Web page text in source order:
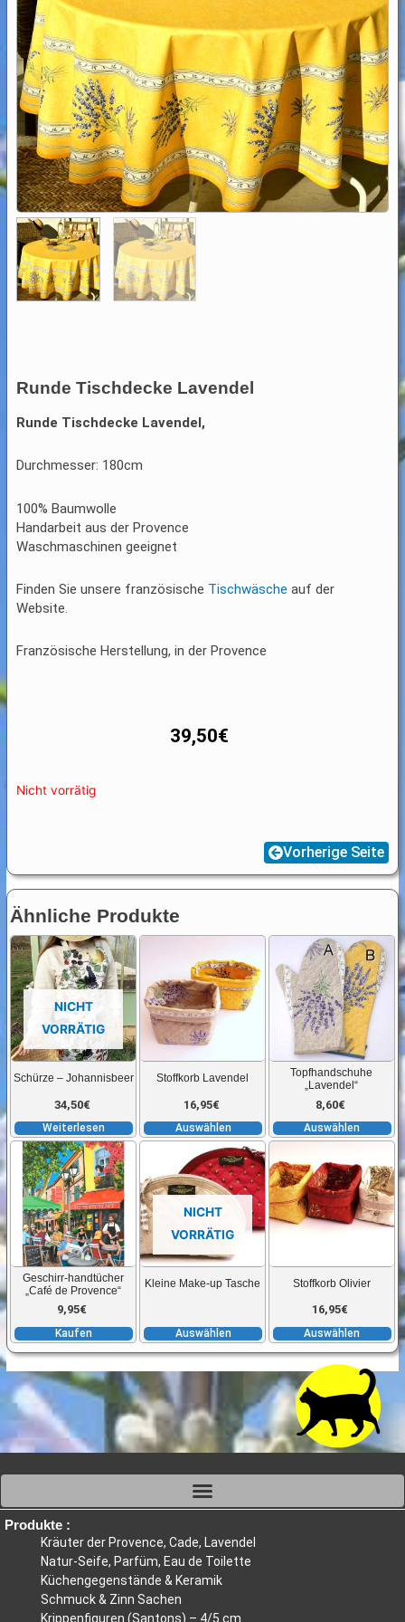
Runde Tischdecke Lavendel
Runde Tischdecke Lavendel,
Durchmesser: 180cm
100% Baumwolle
Handarbeit aus der Provence
Waschmaschinen geeignet
Finden Sie unsere französische Tischwäsche auf der
Website.
Französische Herstellung, in der Provence
39,50€
Nicht vorrätig
Vorherige Seite
Ähnliche Produkte
NICHT
VORRÄTIG
Schürze – Johannisbeer
34,50€
Weiterlesen
Stoffkorb Lavendel
16,95€
Auswählen
Produkt
weist
mehrere
Varianten
auf.
können
auf
der
Produktseite
gewählt
Topfhandschuhe
„Lavendel“
8,60€
Auswählen
Geschirr-handtücher
„Café de Provence“
9,95€
Kaufen
NICHT
VORRÄTIG
Kleine Make-up Tasche
Auswählen
Dieses
Produkt
weist
mehrere
auf.
Optionen
können
auf
der
Produktseite
gewählt
werden
Stoffkorb Olivier
16,95€
Auswählen
Produkte :
Kräuter der Provence, Cade, Lavendel
Natur-Seife, Parfüm, Eau de Toilette
Küchengegenstände & Keramik
Schmuck & Zinn Sachen
Krippenfiguren (Santons) – 4/5 cm